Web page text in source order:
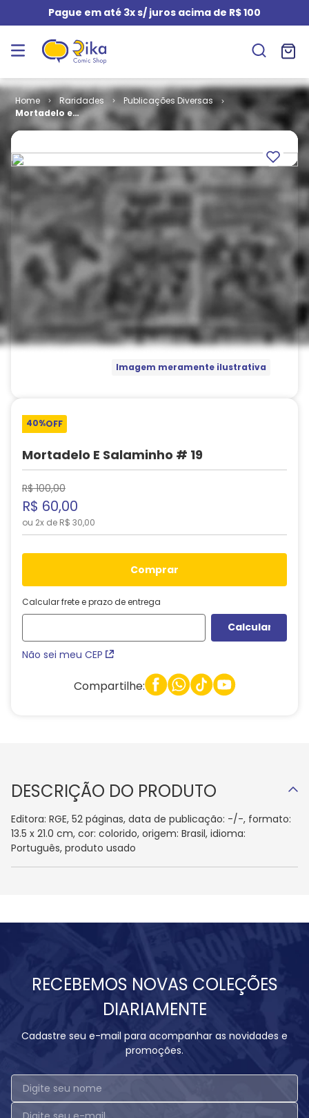
Pague em até 3x s/ juros acima de R$ 100
Raridades
Publicações Diversas
Mortadelo e
Salaminho #
Imagem meramente ilustrativa
40%OFF
Mortadelo E Salaminho # 19
R$ 100,00
R$ 60,00
ou 2x de R$ 30,00
comprar
Calcular frete e prazo de entrega
Não sei meu CEP
Compartilhe:
DESCRIÇÃO DO PRODUTO
Editora: RGE, 52 páginas, data de publicação: -/-, formato:
13.5 x 21.0 cm, cor: colorido, origem: Brasil, idioma:
Português, produto usado
RECEBEMOS NOVAS COLEÇÕES
DIARIAMENTE
Cadastre seu e-mail para acompanhar as novidades e
promoções.